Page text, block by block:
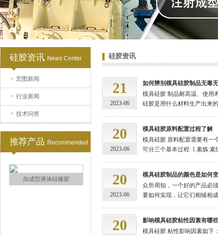
硅胶资讯 News Center
> 宏图新闻
> 行业新闻
> 技术问答
推荐产品 Recommended
缩合型液体硅胶
加成型液体硅橡胶
硅胶资讯
21
2023-06
如何辨别模具硅胶制品无毒
模具硅胶 制品耐高温、使用
硅胶是用什么材料生产出来
20
2023-06
模具硅胶原料配置过程了解
模具硅胶 原料配置需要有一
可分三个基本过程: 1.素炼:
20
2023-06
模具硅胶制品的颜色是如何
众所周知，一个好的产品必
要如何实现，让它们相辅相
20
影响模具硅胶粘性因素有哪
模具硅胶 粘性影响因素如下